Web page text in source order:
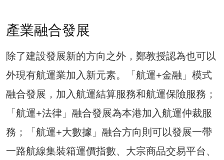
產業融合發展
除了建設發展新的方向之外，鄭教授認為也可以
外現有航運業加入新元素。「航運+金融」模式
融合發展，加入航運結算服務和航運保險服務；
「航運+法律」融合發展為本港加入航運仲裁服
務；「航運+大數據」融合方向則可以發展一帶
一路航線集裝箱運價指數、大宗商品交易平台、